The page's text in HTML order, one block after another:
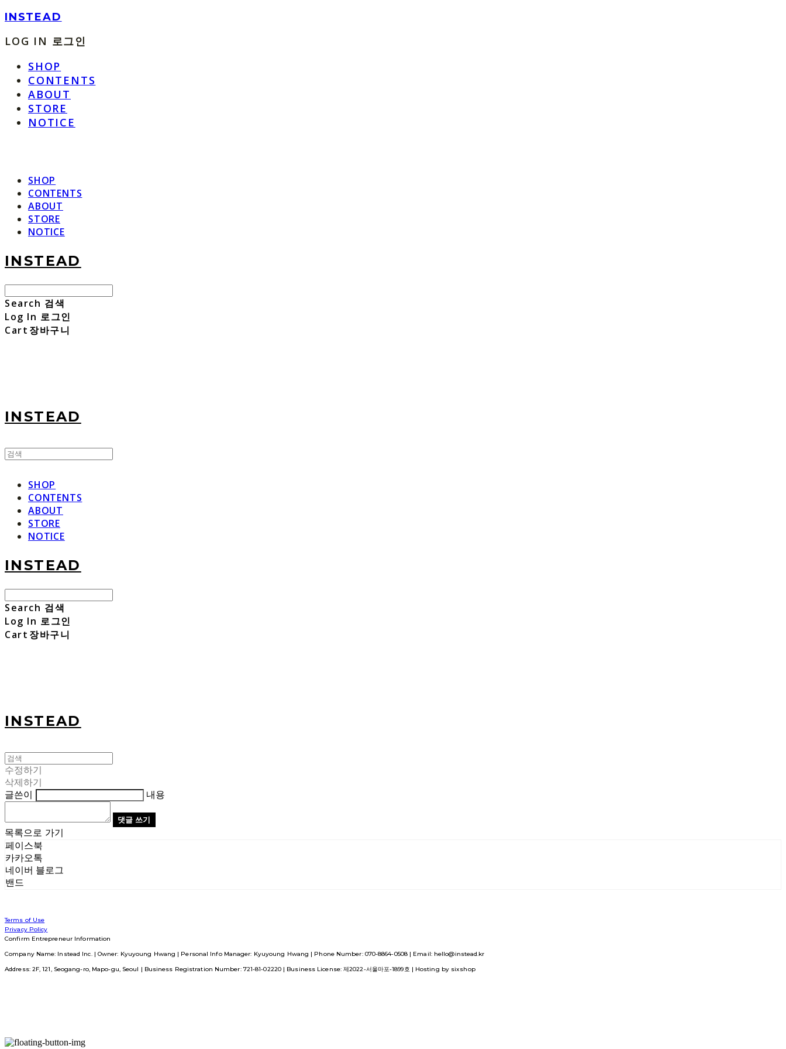
INSTEAD
LOG IN 로그인
SHOP
CONTENTS
ABOUT
STORE
NOTICE
SHOP
CONTENTS
ABOUT
STORE
NOTICE
INSTEAD
Search 검색
Log In 로그인
Cart 장바구니
INSTEAD
SHOP
CONTENTS
ABOUT
STORE
NOTICE
INSTEAD
Search 검색
Log In 로그인
Cart 장바구니
INSTEAD
수정하기
삭제하기
글쓴이
내용
댓글 쓰기
목록으로 가기
페이스북
카카오톡
네이버 블로그
밴드
Terms of Use
Privacy Policy
Confirm Entrepreneur Information
Company Name: Instead Inc. | Owner: Kyuyoung Hwang | Personal Info Manager: Kyuyoung Hwang | Phone Number: 070-8864-0508 | Email: hello@instead.kr
Address: 2F, 121, Seogang-ro, Mapo-gu, Seoul | Business Registration Number: 721-81-02220| Business License:제2022-서울마포-1899호 | Hosting by sixshop